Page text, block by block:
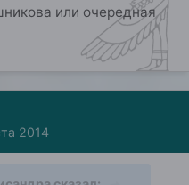
или очередная
2014